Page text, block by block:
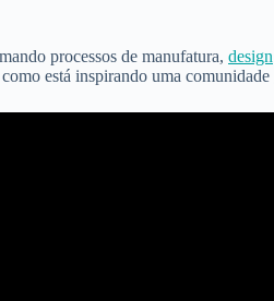
processos de manufatura, design
está inspirando uma